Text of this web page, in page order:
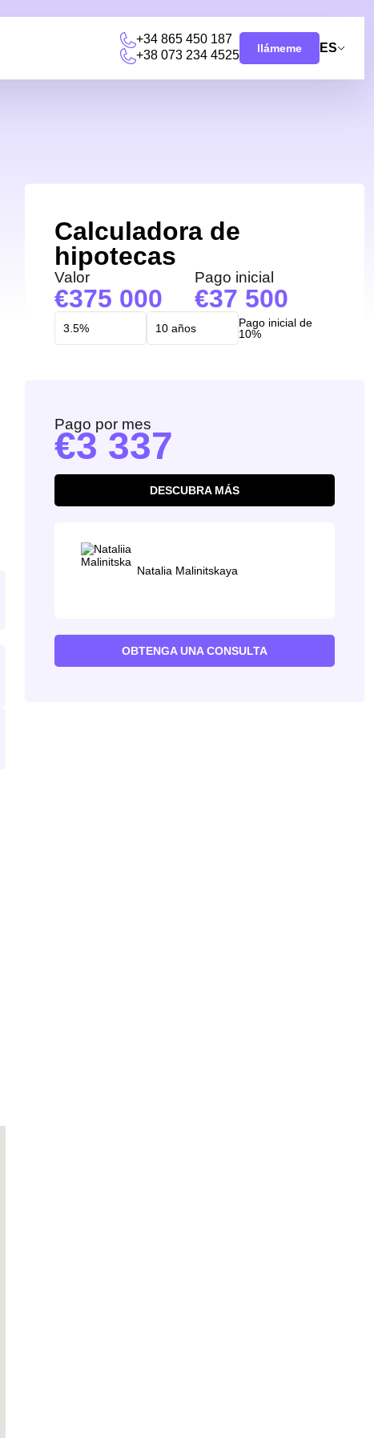
+34 865 450 187
+38 073 234 4525
llámeme ES
Calculadora de
hipotecas
Valor
375 000
Pago inicial
37 500
Pago inicial de
10%
Pago por mes
3 337
DESCUBRA MÁS
Natalia Malinitskaya
OBTENGA UNA CONSULTA